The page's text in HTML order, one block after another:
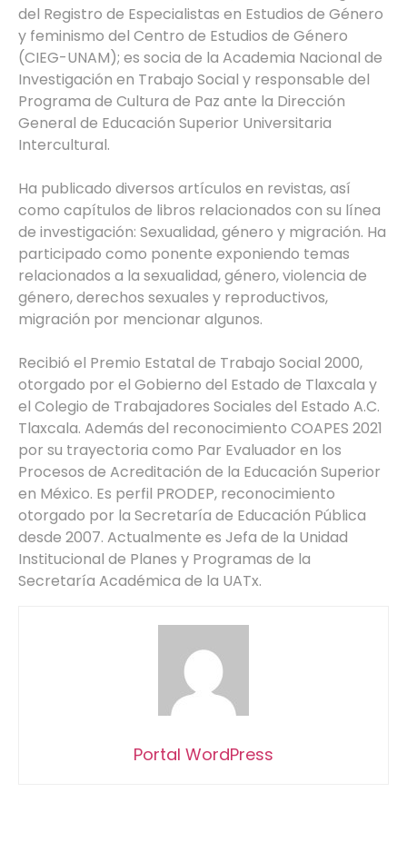
del Registro de Especialistas en Estudios de Género
y feminismo del Centro de Estudios de Género
(CIEG-UNAM); es socia de la Academia Nacional de
Investigación en Trabajo Social y responsable del
Programa de Cultura de Paz ante la Dirección
General de Educación Superior Universitaria
Intercultural.
Ha publicado diversos artículos en revistas, así
como capítulos de libros relacionados con su línea
de investigación: Sexualidad, género y migración. Ha
participado como ponente exponiendo temas
relacionados a la sexualidad, género, violencia de
género, derechos sexuales y reproductivos,
migración por mencionar algunos.
Recibió el Premio Estatal de Trabajo Social 2000,
otorgado por el Gobierno del Estado de Tlaxcala y
el Colegio de Trabajadores Sociales del Estado A.C.
Tlaxcala. Además del reconocimiento COAPES 2021
por su trayectoria como Par Evaluador en los
Procesos de Acreditación de la Educación Superior
en México. Es perfil PRODEP, reconocimiento
otorgado por la Secretaría de Educación Pública
desde 2007. Actualmente es Jefa de la Unidad
Institucional de Planes y Programas de la
Secretaría Académica de la UATx.
Portal WordPress